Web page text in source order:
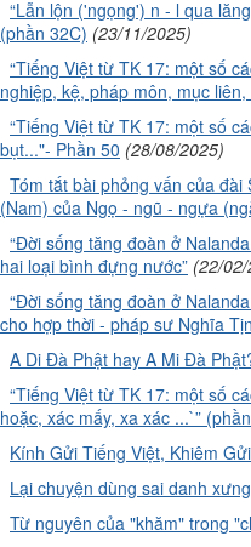
“Lẫn lộn ('ngọng') n - l qua
(phần 32C) (23/11/2025)
“Tiếng Việt từ TK 17: một số
nghiệp, kệ, pháp môn, mục liên,
“Tiếng Việt từ TK 17: một số
bụt..."- Phần 50 (28/08/2025)
Tóm tắt bài phỏng vấn của đài
(Nam) của Ngọ - ngũ - ngựa
“Đời sống tăng đoàn ở
hai loại bình đựng nước” (22/
“Đời sống tăng đoàn ở
cho hợp thời - pháp sư Nghĩa
A Di Đà Phật hay A Mi Đà
“Tiếng Việt từ TK 17: một số
hoặc, xác mấy, xa xác ...`”
Kính Gửi Tiếng Việt, Khiêm
Lại chuyện dùng sai danh
Từ nguyên của "khăm" trong